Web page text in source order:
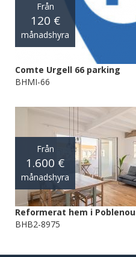
Från
120 €
månadshyra
Comte Urgell 66 parking
BHMI-66
Från
1.600 €
månadshyra
Reformerat hem i Poblenou
BHB2-8975